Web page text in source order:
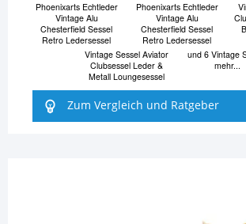
Phoenixarts Echtleder
Vintage Alu
Chesterfield Sessel
Retro Ledersessel
Phoenixarts Echtleder
Vintage Alu
Chesterfield Sessel
Retro Ledersessel
Vintage Sessel Aviator
Clubsessel Leder &
Metall Loungesessel
und 6 Vintage
mehr...
Zum Vergleich und Ratgeber